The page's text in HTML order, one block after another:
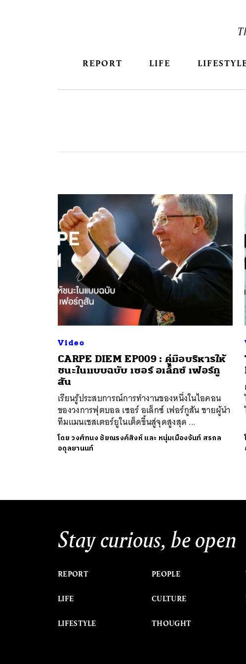
REPORT LIFE
Video
CARPE DIEM EP009 : คู่มือบริหารให้
ชนะในแบบฉบับ เซอร์ อเล็กซ์ เฟอร์กู
สัน
เรียนรู้ประสบการณ์การทำงานของหนึ่งในไอคอน
ของวงการฟุตบอล เซอร์ อเล็กซ์ เฟอร์กูสัน ชายผู้นำ
ทีมแมนเชสเตอร์ยูในเต็ดขึ้นสู่จุดสูงสุด ...
โดยวงศ์ทนง ชัยณรงค์สิงห์ และ หนุ่มเมืองจันท์ สรกล
อดุลยานนท์
Stay curious, be open
REPORT
LIFE
LIFESTYLE
PEOPLE
CULTURE
THOUGHT
ค้นหา